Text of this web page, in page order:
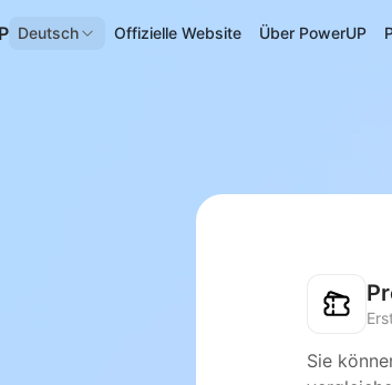
Deutsch Offizielle Website Über PowerUP
Sie